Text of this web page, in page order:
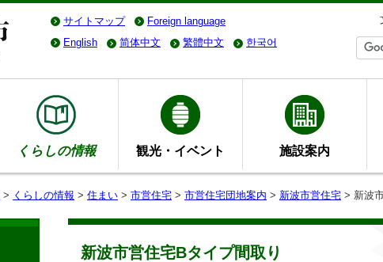
サイトマップ Foreign language
English
简体中文 繁體中文 한국어
くらしの情報 観光・イベント 施設案内
> くらしの情報 > 住まい > 市営住宅 > 市営住宅団地案内 > 新波市営住宅 > 新波
新波市営住宅Bタイプ間取り